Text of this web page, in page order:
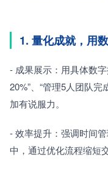
1. 量化成就，用
- 成果展示：用具体数
20%”、“管理5人团队
加有说服力。
- 效率提升：强调时间
中，通过优化流程缩短